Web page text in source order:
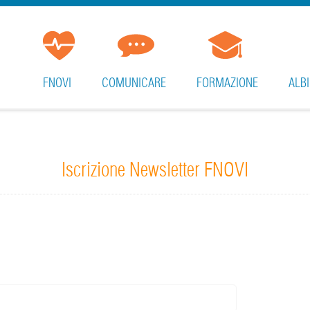
FNOVI COMUNICARE FORMAZIONE
Iscrizione Newsletter FNOVI